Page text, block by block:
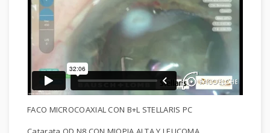
FACO MICROCOAXIAL CON B+L STELLARIS PC